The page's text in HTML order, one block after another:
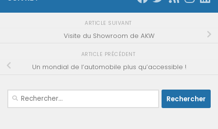
ARTICLE SUIVANT
Visite du Showroom de AKW
ARTICLE PRÉCÉDENT
Un mondial de l’automobile plus qu’accessible !
Rechercher :